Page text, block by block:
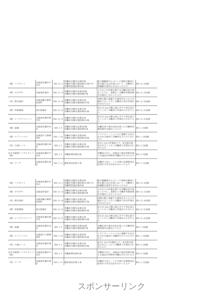
スポンサーリンク